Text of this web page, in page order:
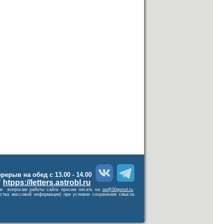
на обед с 13.00 - 14.00
htpps://letters.astrobl.ru
вопросам работы сайта просим писать на op@30gorod.ru.
массовой информации) при условии сохранения смысла